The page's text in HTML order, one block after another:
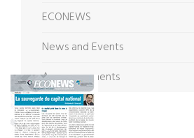
ECONEWS
News and Events
Announcements